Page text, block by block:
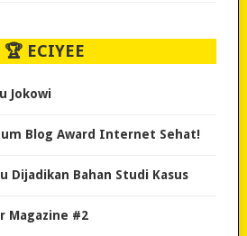
🏆 ECIYEE
Jokowi
Blog Award Internet Sehat!
Dijadikan Bahan Studi Kasus
Magazine #2